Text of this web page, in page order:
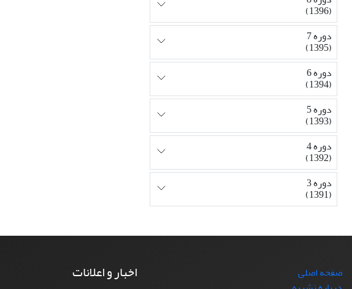
(1396)
دوره 7
(1395)
دوره 6
(1394)
دوره 5
(1393)
دوره 4
(1392)
دوره 3
(1391)
صفحه اصلی
اخبار و اعلانات